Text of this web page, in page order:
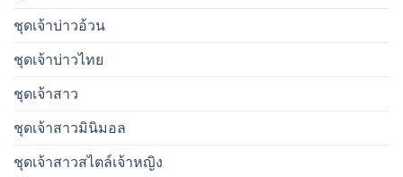
ชุดเจ้าบ่าวอ้วน
ชุดเจ้าบ่าวไทย
ชุดเจ้าสาว
ชุดเจ้าสาวมินิมอล
ชุดเจ้าสาวสไตล์เจ้าหญิง